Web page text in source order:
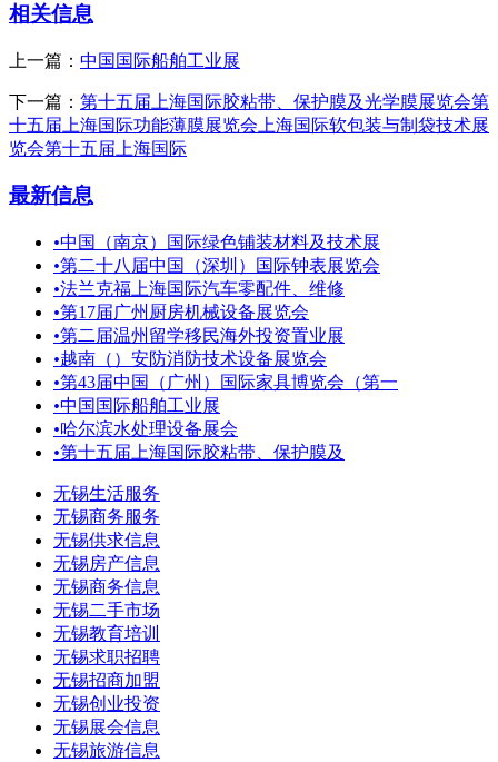
相关信息
上一篇： 中国国际船舶工业展
下一篇： 第十五届上海国际胶粘带、保护膜及光学膜展览会第
十五届上海国际功能薄膜展览会上海国际软包装与制袋技术展
览会第十五届上海国际
最新信息
•中国（南京）国际绿色铺装材料及技术展
•第二十八届中国（深圳）国际钟表展览会
•法兰克福上海国际汽车零配件、维修
•第17届广州厨房机械设备展览会
•第二届温州留学移民海外投资置业展
•越南（）安防消防技术设备展览会
•第43届中国（广州）国际家具博览会（第一
•中国国际船舶工业展
•哈尔滨水处理设备展会
•第十五届上海国际胶粘带、保护膜及
无锡生活服务
无锡商务服务
无锡供求信息
无锡房产信息
无锡商务信息
无锡二手市场
无锡教育培训
无锡求职招聘
无锡招商加盟
无锡创业投资
无锡展会信息
无锡旅游信息